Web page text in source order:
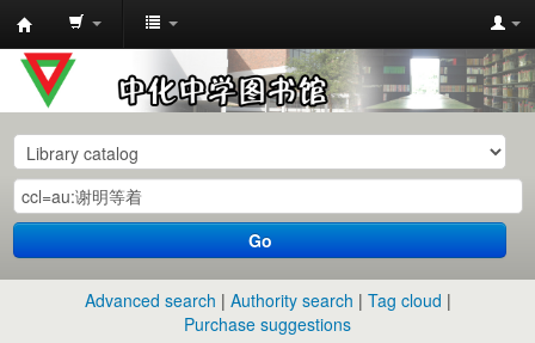
中
化
中
学
图
书
馆
Go
Advanced search Authority search
Tag cloud
Purchase suggestions